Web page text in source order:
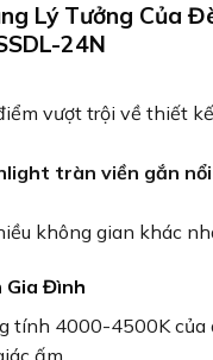
Lý Tưởng Của
24N
vượt trội về thiết
tràn viền gắn nổi
không gian khác
Gia Đình
tính 4000-4500K của
ấm